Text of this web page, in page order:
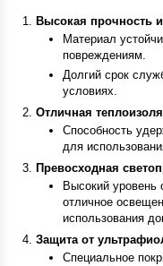
Высокая прочность
Материал
повреждениям.
Долгий срок
условиях.
Отличная
Способность
для
Превосходная
Высокий уровень
отличное
использования
Защита от
Специальное